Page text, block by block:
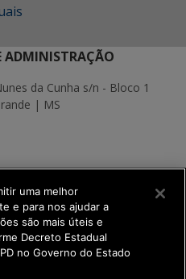
ADMINISTRAÇÃO
da Cunha s/n - Bloco 1
| MS
uma melhor
e para nos ajudar a
são mais úteis e
Decreto Estadual
no Governo do Estado